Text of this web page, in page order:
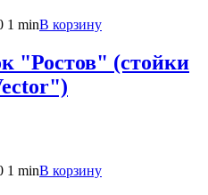
В корзину
"Ростов" (стойки
В корзину